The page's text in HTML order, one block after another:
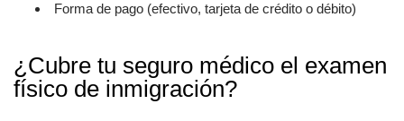
Forma de pago (efectivo, tarjeta de crédito o débito)
¿Cubre tu seguro médico el examen
físico de inmigración?